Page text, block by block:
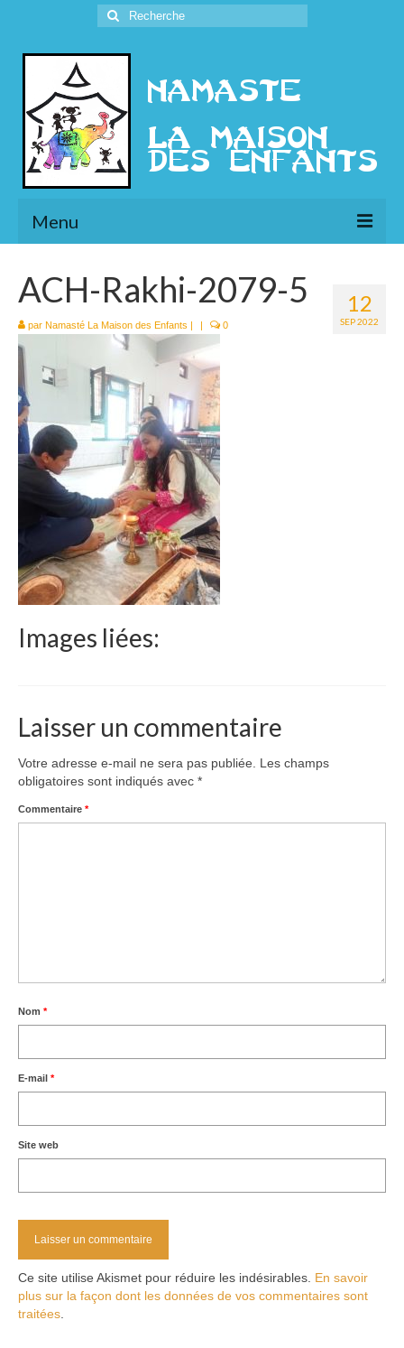
Rechercher
:
Menu
Présentation
l’Ethique
Historique
Le Népal
Documents
Parrainages
Missions 2023
Actualités
Nous contacter
12
SEP 2022
ACH-Rakhi-2079-5
par Namasté La Maison des Enfants | | 0
Images liées:
Laisser un commentaire
Votre adresse e-mail ne sera pas publiée.
Les champs
obligatoires sont indiqués avec *
Commentaire *
Nom *
E-mail *
Site web
Ce site utilise Akismet pour réduire les indésirables. En savoir
plus sur la façon dont les données de vos commentaires sont
traitées